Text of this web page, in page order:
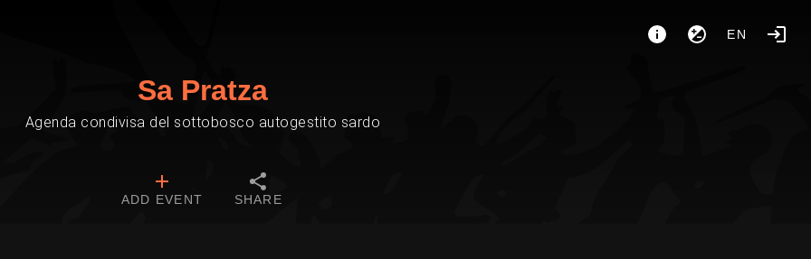
EN
Sa Pratza
Agenda condivisa del sottobosco autogestito sardo
ADD EVENT SHARE